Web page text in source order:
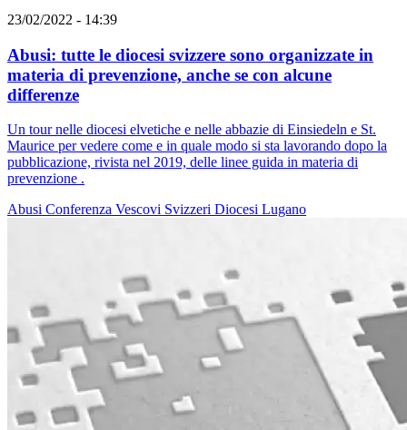
23/02/2022 - 14:39
Abusi: tutte le diocesi svizzere sono organizzate in
materia di prevenzione, anche se con alcune
differenze
Un tour nelle diocesi elvetiche e nelle abbazie di Einsiedeln e St.
Maurice per vedere come e in quale modo si sta lavorando dopo la
pubblicazione, rivista nel 2019, delle linee guida in materia di
prevenzione .
Abusi Conferenza Vescovi Svizzeri Diocesi Lugano